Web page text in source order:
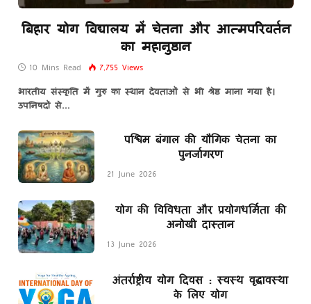
बिहार योग विद्यालय में चेतना और आत्मपरिवर्तन
का महानुष्ठान
10 Mins Read 7,755 Views
भारतीय संस्कृति में गुरु का स्थान देवताओं से भी श्रेष्ठ माना गया है।
उपनिषदों से…
पश्चिम बंगाल की यौगिक चेतना का
पुनर्जागरण
21 June 2026
योग की विविधता और प्रयोगधर्मिता की
अनोखी दास्तान
13 June 2026
अंतर्राष्ट्रीय योग दिवस : स्वस्थ वृद्धावस्था
के लिए योग